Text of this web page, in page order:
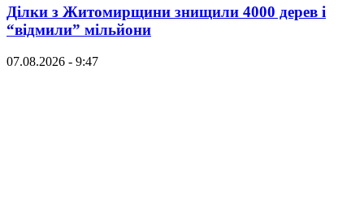
Ділки з Житомирщини знищили 4000 дерев і
“відмили” мільйони
07.08.2026 - 9:47